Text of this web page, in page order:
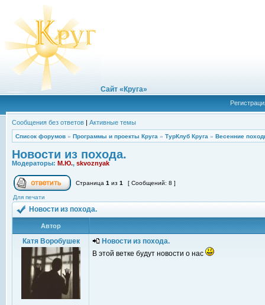
Сайт «Круга»
Сообщения без ответов | Активные темы
Список форумов » Программы и проекты Круга » ТурКлуб Круга » Весенние
Новости из похода.
Модераторы: М.Ю., skvoznyak
Страница 1 из 1 [ Сообщений: 8 ]
Для печати
Новости из похода.
Автор
Катя Воробушек
Новости из похода.
В этой ветке будут новости о нас